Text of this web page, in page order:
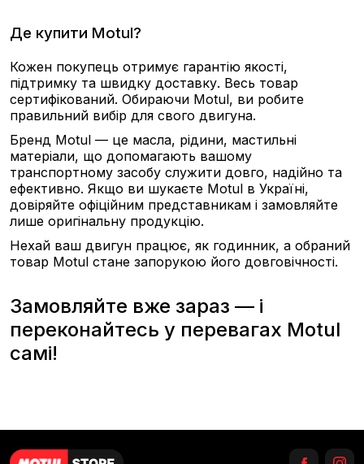
Де купити Motul?
Кожен покупець отримує гарантію якості,
підтримку та швидку доставку. Весь товар
сертифікований. Обираючи Motul, ви робите
правильний вибір для свого двигуна.
Бренд Motul — це масла, рідини, мастильні
матеріали, що допомагають вашому
транспортному засобу служити довго, надійно та
ефективно. Якщо ви шукаєте Motul в Україні,
довіряйте офіційним представникам і замовляйте
лише оригінальну продукцію.
Нехай ваш двигун працює, як годинник, а обраний
товар Motul стане запорукою його довговічності.
Замовляйте вже зараз — і
переконайтесь у перевагах Motul
самі!